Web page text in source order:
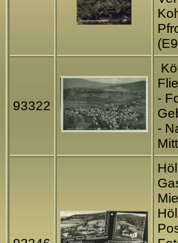
93322
-
-